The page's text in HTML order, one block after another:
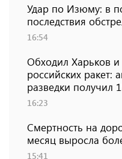
Удар по Изюму: в
последствия
16:54
Обходил Харьков и
российских ракет:
разведки получил
16:23
Смертность на
месяц выросла
15:41